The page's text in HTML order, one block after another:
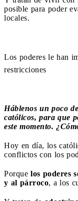
posible para poder
locales.
Los poderes le han
restricciones
Háblenos un poco
católicos, para que
este momento.
Hoy en día, los
conflictos con los
Porque los poderes
y al párroco, a los